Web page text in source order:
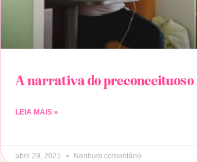
A narrativa do
LEIA MAIS »
abril 29, 2021 Nenhum comentário